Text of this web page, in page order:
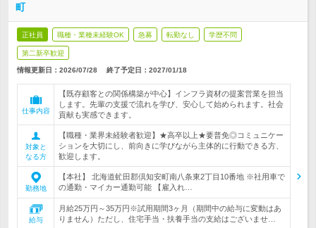
町
正社員 職種・業種未経験OK 急募 転勤なし 学歴不問
第二新卒歓迎
情報更新日：2026/07/28 終了予定日： 2027/01/18
仕事内容
【既存顧客との関係構築が中心】インフラ資材の提案営業を担当
します。先輩の支援で流れを学び、安心して始められます。社会
貢献も実感できます。
対象と
なる方
【職種・業界未経験者歓迎】★高卒以上★要普免◎コミュニケー
ションを大切にし、前向きに学びながら主体的に行動できる方、
歓迎します。
勤務地
【本社】 北海道虻田郡倶知安町南八条東2丁目10番地 ※社用車で
の通勤・マイカー通勤可能 【雇入れ…
給与
月給25万円～35万円※試用期間3ヶ月（期間中の給与に変動はあ
りません）ただし、住宅手当・扶養手当の支給はございませ…